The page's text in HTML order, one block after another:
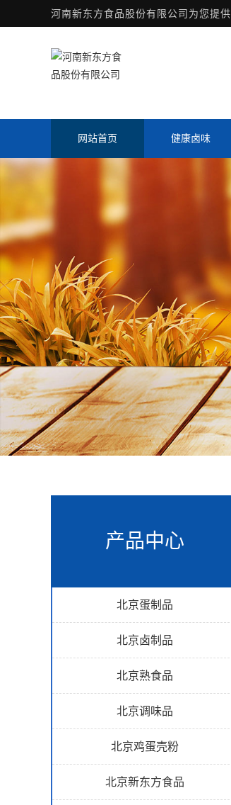
河南新东方食品股份有限公司为您提供
网站首页 健康卤味
产品中心
北京蛋制品
北京卤制品
北京熟食品
北京调味品
北京鸡蛋壳粉
北京新东方食品